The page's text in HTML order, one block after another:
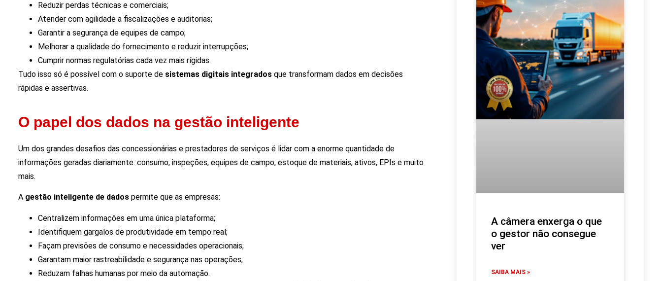
Reduzir perdas técnicas e comerciais;
Atender com agilidade a fiscalizações e auditorias;
Garantir a segurança de equipes de campo;
Melhorar a qualidade do fornecimento e reduzir interrupções;
Cumprir normas regulatórias cada vez mais rígidas.
Tudo isso só é possível com o suporte de sistemas digitais integrados que transformam dados em decisões
rápidas e assertivas.
O papel dos dados na gestão inteligente
Um dos grandes desafios das concessionárias e prestadores de serviços é lidar com a enorme quantidade de
informações geradas diariamente: consumo, inspeções, equipes de campo, estoque de materiais, ativos, EPIs e muito
mais.
A gestão inteligente de dados permite que as empresas:
Centralizem informações em uma única plataforma;
Identifiquem gargalos de produtividade em tempo real;
Façam previsões de consumo e necessidades operacionais;
Garantam maior rastreabilidade e segurança nas operações;
Reduzam falhas humanas por meio da automação.
A câmera enxerga o que
o gestor não consegue
ver
SAIBA MAIS »